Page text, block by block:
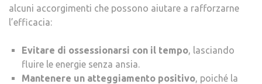
alcuni accorgimenti che possono aiutare a rafforzarne
l’efficacia:
Evitare di ossessionarsi con il tempo, lasciando
fluire le energie senza ansia.
Mantenere un atteggiamento positivo, poiché la